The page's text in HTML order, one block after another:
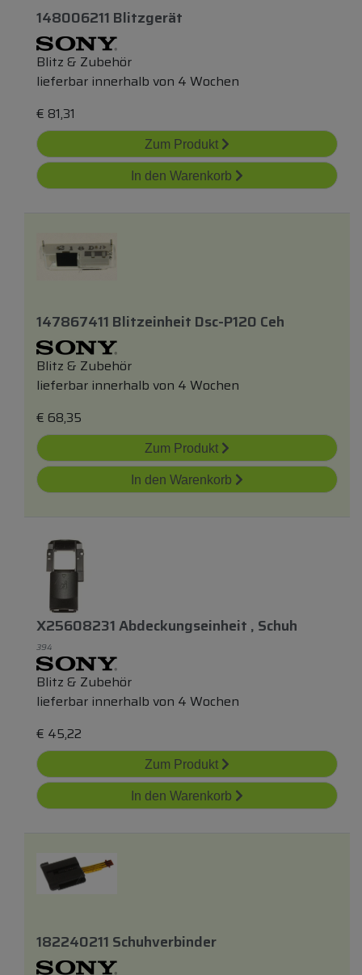
148006211 Blitzgerät
Blitz & Zubehör
lieferbar innerhalb von 4 Wochen
€ 81,31
Zum Produkt
In den Warenkorb
147867411 Blitzeinheit Dsc-P120 Ceh
Blitz & Zubehör
lieferbar innerhalb von 4 Wochen
€ 68,35
Zum Produkt
In den Warenkorb
X25608231 Abdeckungseinheit , Schuh
394
Blitz & Zubehör
lieferbar innerhalb von 4 Wochen
€ 45,22
Zum Produkt
In den Warenkorb
182240211 Schuhverbinder